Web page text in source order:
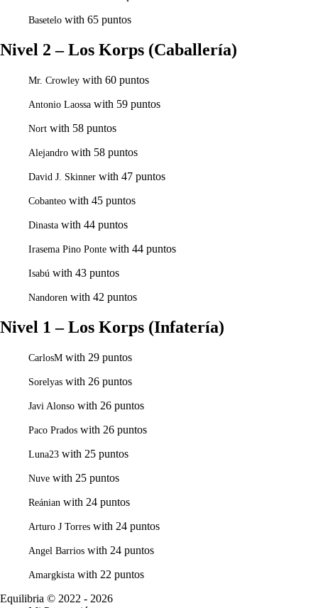
Basetelo with 65 puntos
Nivel 2 – Los Korps (Caballería)
Mr. Crowley with 60 puntos
Antonio Laossa with 59 puntos
Nort with 58 puntos
Alejandro with 58 puntos
David J. Skinner with 47 puntos
Cobanteo with 45 puntos
Dinasta with 44 puntos
Irasema Pino Ponte with 44 puntos
Isabú with 43 puntos
Nandoren with 42 puntos
Nivel 1 – Los Korps (Infatería)
CarlosM with 29 puntos
Sorelyas with 26 puntos
Javi Alonso with 26 puntos
Paco Prados with 26 puntos
Luna23 with 25 puntos
Nuve with 25 puntos
Reánian with 24 puntos
Arturo J Torres with 24 puntos
Angel Barrios with 24 puntos
Amargkista with 22 puntos
Equilibria © 2022 - 2026